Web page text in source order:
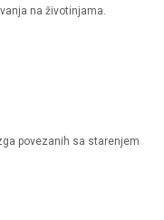
na životinjama.
povezanih sa starenjem